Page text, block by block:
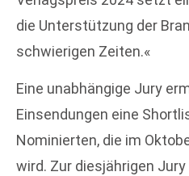
die Unterstützung der
schwierigen Zeiten.«
Eine unabhängige Jury
Einsendungen eine
Nominierten, die im
wird. Zur diesjährigen